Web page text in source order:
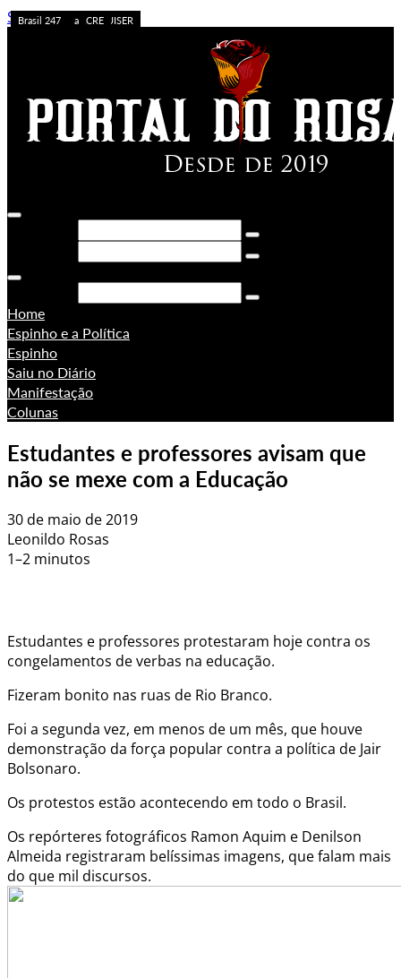
Skip to content
Home
Espinho e a Política
Espinho
Saiu no Diário
Manifestação
Colunas
Estudantes e professores avisam que
não se mexe com a Educação
30 de maio de 2019
Leonildo Rosas
1–2 minutos
Estudantes e professores protestaram hoje contra os
congelamentos de verbas na educação.
Fizeram bonito nas ruas de Rio Branco.
Foi a segunda vez, em menos de um mês, que houve
demonstração da força popular contra a política de Jair
Bolsonaro.
Os protestos estão acontecendo em todo o Brasil.
Os repórteres fotográficos Ramon Aquim e Denilson
Almeida registraram belíssimas imagens, que falam mais
do que mil discursos.
Caos no Acre
Acolhimento
APOSTA ALTA
ACREDITE QUEM QUISER
A FORÇA DO ACRE
Sem categoria
Ação da PF
Sem categoria
Brasil 247
Brasil 247
PORONGA
Brasil 247